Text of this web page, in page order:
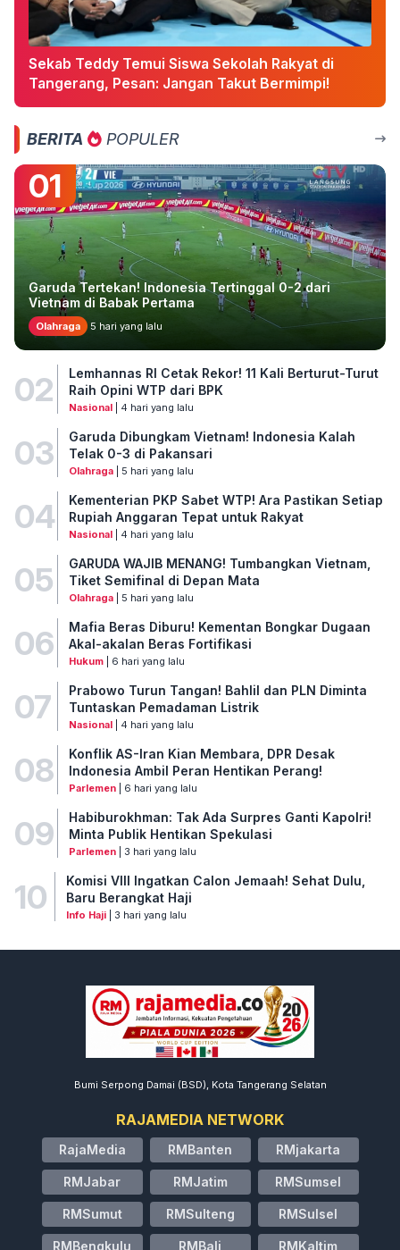
Sekab Teddy Temui Siswa Sekolah Rakyat di
Tangerang, Pesan: Jangan Takut Bermimpi!
BERITA POPULER
01
Garuda Tertekan! Indonesia Tertinggal 0-2 dari
Vietnam di Babak Pertama
Olahraga 5 hari yang lalu
02
Lemhannas RI Cetak Rekor! 11 Kali Berturut-Turut
Raih Opini WTP dari BPK
Nasional| 4 hari yang lalu
03
Garuda Dibungkam Vietnam! Indonesia Kalah
Telak 0-3 di Pakansari
Olahraga| 5 hari yang lalu
04
Kementerian PKP Sabet WTP! Ara Pastikan Setiap
Rupiah Anggaran Tepat untuk Rakyat
Nasional| 4 hari yang lalu
05
GARUDA WAJIB MENANG! Tumbangkan Vietnam,
Tiket Semifinal di Depan Mata
Olahraga| 5 hari yang lalu
06
Mafia Beras Diburu! Kementan Bongkar Dugaan
Akal-akalan Beras Fortifikasi
Hukum| 6 hari yang lalu
07
Prabowo Turun Tangan! Bahlil dan PLN Diminta
Tuntaskan Pemadaman Listrik
Nasional| 4 hari yang lalu
08
Konflik AS-Iran Kian Membara, DPR Desak
Indonesia Ambil Peran Hentikan Perang!
Parlemen| 6 hari yang lalu
09
Habiburokhman: Tak Ada Surpres Ganti Kapolri!
Minta Publik Hentikan Spekulasi
Parlemen| 3 hari yang lalu
10
Komisi VIII Ingatkan Calon Jemaah! Sehat Dulu,
Baru Berangkat Haji
Info Haji| 3 hari yang lalu
Bumi Serpong Damai (BSD), Kota Tangerang Selatan
RAJAMEDIA NETWORK
RajaMedia RMBanten RMjakarta
RMJabar RMJatim RMSumsel
RMSumut RMSulteng RMSulsel
RMBengkulu RMBali RMKaltim